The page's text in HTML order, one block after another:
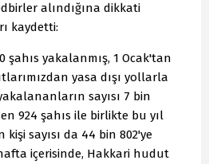
alındığına dikkati
kaydetti:
şahıs yakalanmış, 1 Ocak'tan
yasa dışı yollarla
sayısı 7 bin
924 şahıs ile birlikte bu yıl
sayısı da 44 bin 802'ye
içerisinde, Hakkari hudut